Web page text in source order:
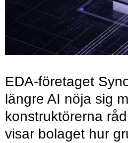
EDA-företaget
längre AI nöja sig
konstruktörerna
visar bolaget hur